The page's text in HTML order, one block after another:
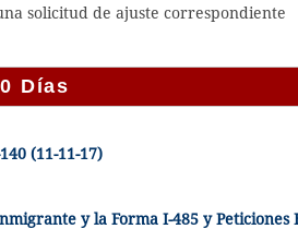
solicitud de ajuste correspondiente
Días
(11-11-17)
y la Forma I-485 y Peticiones